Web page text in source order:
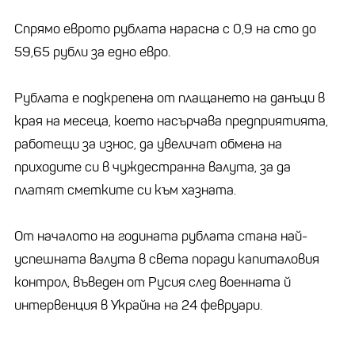
Спрямо еврото рублата нарасна с 0,9 на сто до
59,65 рубли за едно евро.
Рублата е подкрепена от плащането на данъци в
края на месеца, което насърчава предприятията,
работещи за износ, да увеличат обмена на
приходите си в чуждестранна валута, за да
платят сметките си към хазната.
От началото на годината рублата стана най-
успешната валута в света поради капиталовия
контрол, въведен от Русия след военната й
интервенция в Украйна на 24 февруари.